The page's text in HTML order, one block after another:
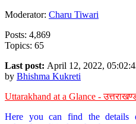
Moderator: Charu Tiwari
Posts: 4,869
Topics: 65
Last post: April 12, 2022,
by Bhishma Kukreti
Uttarakhand at a Glance -
Here you can find the details